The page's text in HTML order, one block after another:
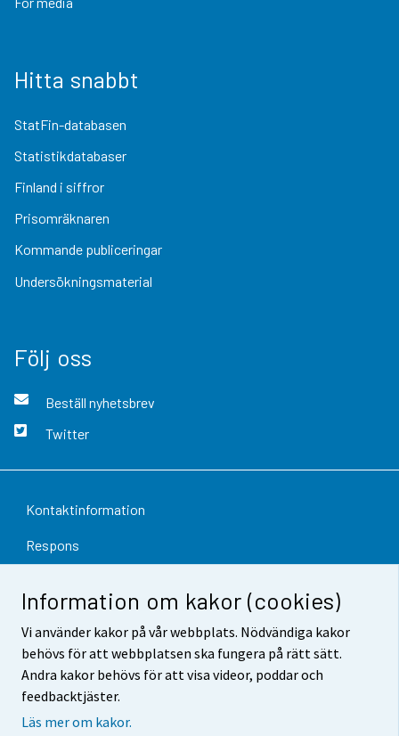
Information om kakor (cookies)
Vi använder kakor på vår webbplats. Nödvändiga kakor
behövs för att webbplatsen ska fungera på rätt sätt.
Andra kakor behövs för att visa videor, poddar och
feedbacktjäster.
Läs mer om kakor.
Hitta snabbt
StatFin-databasen
Statistikdatabaser
Finland i siffror
Prisomräknaren
Kommande publiceringar
Undersökningsmaterial
Följ oss
Beställ nyhetsbrev
Twitter
Kontaktinformation
Respons
Tillgänglighet
Information om webbplatsen
Cookie-inställningar